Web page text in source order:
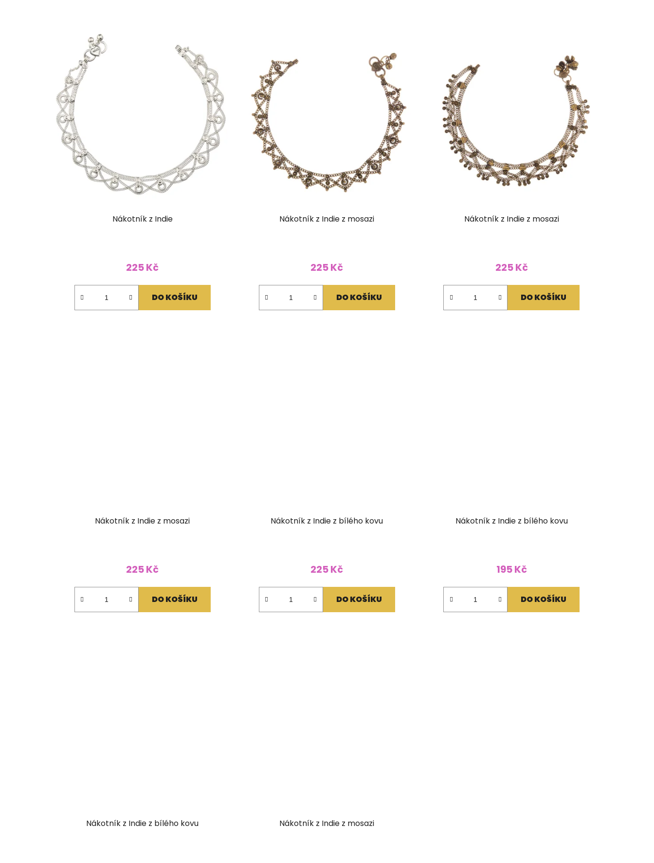
Nákotník z Indie
225 Kč
DO KOŠÍKU
Nákotník z Indie z mosazi
225 Kč
DO KOŠÍKU
Nákotník z Indie z mosazi
225 Kč
DO KOŠÍKU
Nákotník z Indie z mosazi
225 Kč
DO KOŠÍKU
Nákotník z Indie z bílého kovu
225 Kč
DO KOŠÍKU
Nákotník z Indie z bílého kovu
195 Kč
DO KOŠÍKU
Nákotník z Indie z bílého kovu Nákotník z Indie z mosazi